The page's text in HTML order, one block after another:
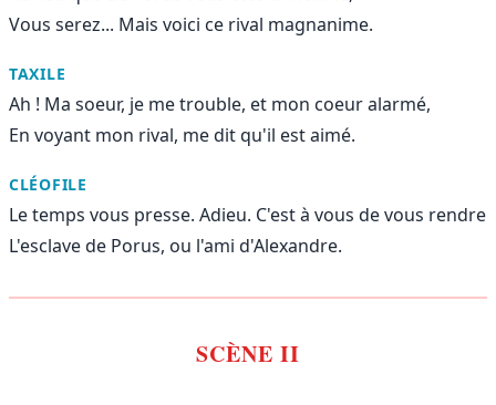
Vous serez... Mais voici ce rival magnanime.
TAXILE
Ah ! Ma soeur, je me trouble, et mon coeur alarmé,
En voyant mon rival, me dit qu'il est aimé.
CLÉOFILE
Le temps vous presse. Adieu. C'est à vous de vous rendre
L'esclave de Porus, ou l'ami d'Alexandre.
SCÈNE II